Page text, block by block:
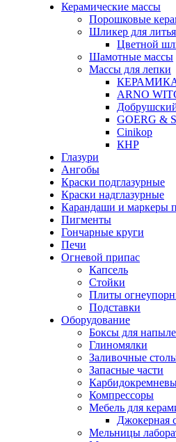
Керамические массы
Порошковые
Шликер для литья
Цветной
Шамотные массы
Массы для лепки
ARNO
GOERG &
Cinikop
КНР
Глазури
Ангобы
Краски подглазурные
Краски надглазурные
Карандаши и маркеры
Пигменты
Гончарные круги
Печи
Огневой припас
Капсель
Стойки
Плиты
Подставки
Оборудование
Боксы для
Глиномялки
Заливочные
Запасные части
Компрессоры
Мебель для
Джокерная
Мельницы